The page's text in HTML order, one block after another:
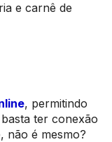
e carnê de
, permitindo
ter conexão
não é mesmo?